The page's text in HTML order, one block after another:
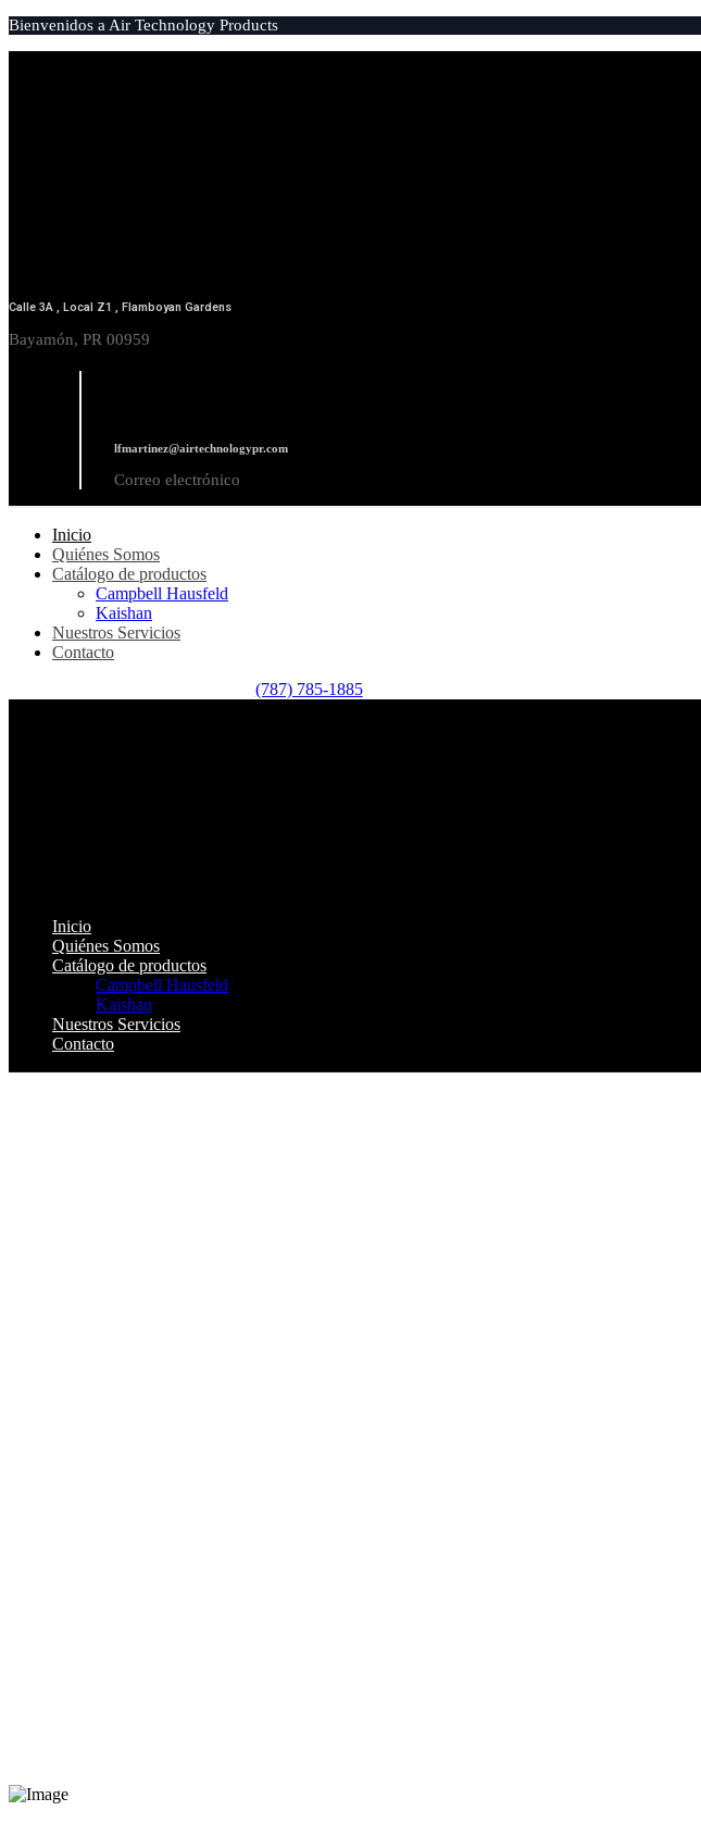
Bienvenidos a Air Technology Products
Calle 3A , Local Z1 , Flamboyan Gardens
Bayamón, PR 00959
lfmartinez@airtechnologypr.com
Correo electrónico
Inicio
Quiénes Somos
Catálogo de productos
Campbell Hausfeld
Kaishan
Nuestros Servicios
Contacto
(787) 785-1885
Inicio
Quiénes Somos
Catálogo de productos
Campbell Hausfeld
Kaishan
Nuestros Servicios
Contacto